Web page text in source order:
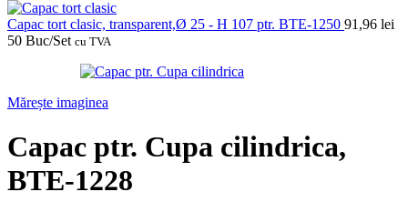
Capac tort clasic, transparent,Ø 25 - H 107 ptr. BTE-1250 91,96 lei
50 Buc/Set cu TVA
Mărește imaginea
Capac ptr. Cupa cilindrica,
BTE-1228